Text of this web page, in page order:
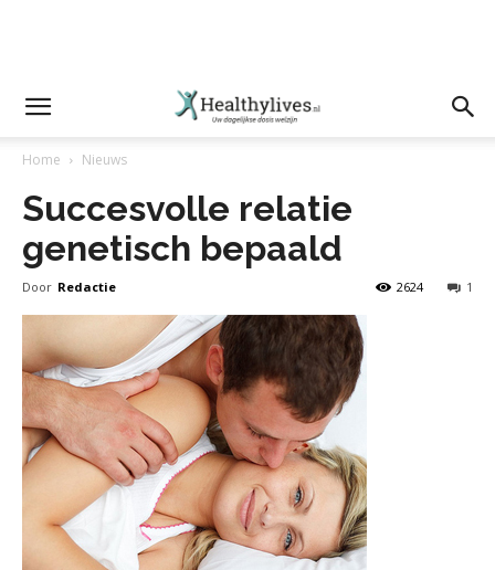
Home Nieuws
Succesvolle relatie
genetisch bepaald
Door Redactie 1
2624